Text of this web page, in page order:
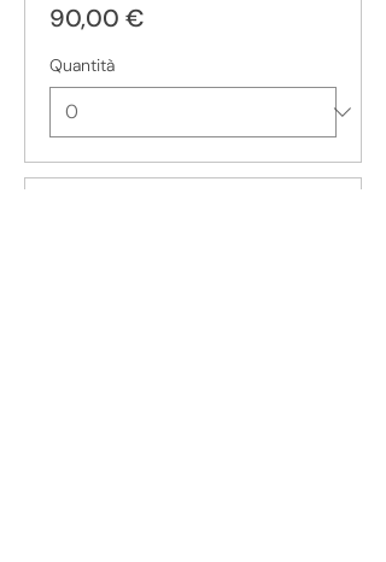
90,00 €
Quantità